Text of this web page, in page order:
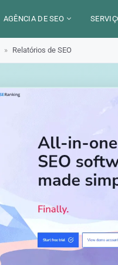
AGÊNCIA DE SEO
LOCALIZAÇÃO
ALEXANDRE MAROTEL
» Relatórios de SEO